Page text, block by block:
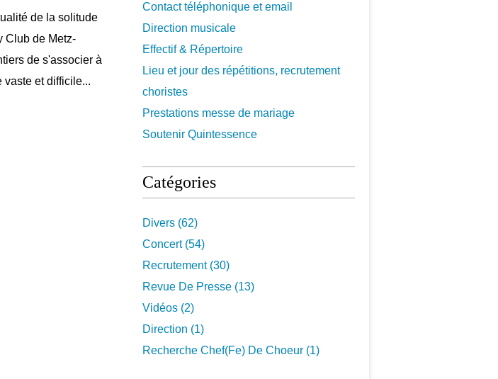
de la solitude
Club de Metz-
de s'associer à
et difficile...
Contact téléphonique et email
Direction musicale
Effectif & Répertoire
Lieu et jour des répétitions, recrutement
choristes
Prestations messe de mariage
Soutenir Quintessence
Catégories
Divers (62)
Concert(54)
Recrutement(30)
Revue De Presse (13)
Vidéos (2)
Direction (1)
Recherche Chef(fe) De Choeur (1)